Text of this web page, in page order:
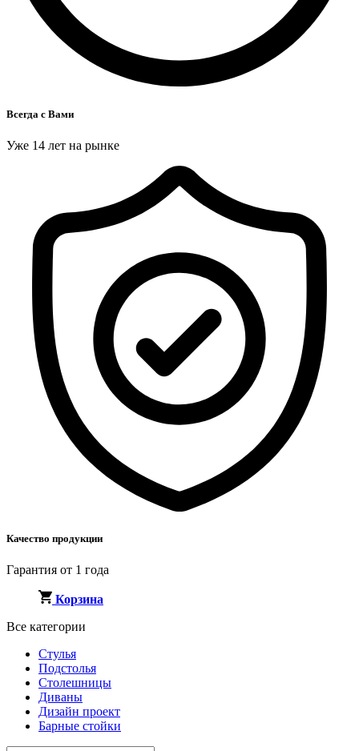
Всегда с Вами
Уже 14 лет на рынке
Качество продукции
Гарантия от 1 года
Корзина
Все категории
Стулья
Подстолья
Столешницы
Диваны
Дизайн проект
Барные стойки